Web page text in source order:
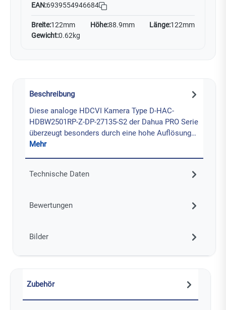
EAN:6939554946684
Breite:122mm Höhe:88.9mm Länge:122mm
Gewicht:0.62kg
Beschreibung
Diese analoge HDCVI Kamera Type D-HAC-
HDBW2501RP-Z-DP-27135-S2 der Dahua PRO Serie
überzeugt besonders durch eine hohe Auflösung…
Mehr
Technische Daten
Bewertungen
Bilder
Zubehör